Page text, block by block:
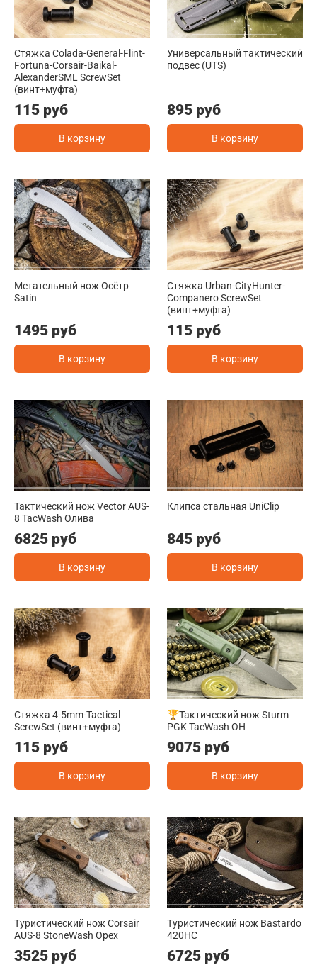
Стяжка Colada-General-Flint-
Fortuna-Corsair-Baikal-
AlexanderSML ScrewSet
(винт+муфта)
115 руб
В корзину
Универсальный тактический
подвес (UTS)
895 руб
В корзину
Метательный нож Осётр
Satin
1495 руб
В корзину
Стяжка Urban-CityHunter-
Companero ScrewSet
(винт+муфта)
115 руб
В корзину
Тактический нож Vector AUS-
8 TacWash Олива
6825 руб
В корзину
Клипса стальная UniClip
845 руб
В корзину
Стяжка 4-5mm-Tactical
ScrewSet (винт+муфта)
115 руб
В корзину
🏆Тактический нож Sturm
PGK TacWash OH
9075 руб
В корзину
Туристический нож Corsair
AUS-8 StoneWash Орех
3525 руб
Туристический нож Bastardo
420HC
6725 руб